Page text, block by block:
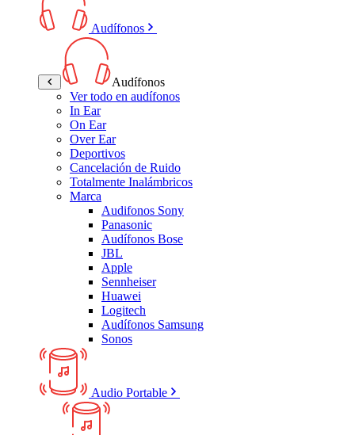
Audífonos
Audífonos
Ver todo en audífonos
In Ear
On Ear
Over Ear
Deportivos
Cancelación de Ruido
Totalmente Inalámbricos
Marca
Audifonos Sony
Panasonic
Audífonos Bose
JBL
Apple
Sennheiser
Huawei
Logitech
Audífonos Samsung
Sonos
Audio Portable